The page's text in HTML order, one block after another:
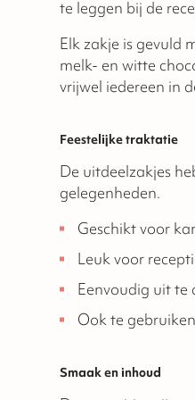
te leggen bij de
Elk zakje is gevuld
melk- en witte
vrijwel iedereen in
Feestelijke traktatie
De uitdeelzakjes
gelegenheden.
Geschikt voor
Leuk voor
Eenvoudig uit te
Ook te
Smaak en inhoud